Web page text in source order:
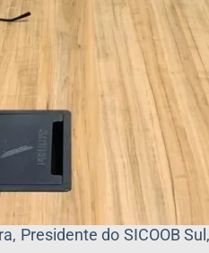
Presidente do SICOOB